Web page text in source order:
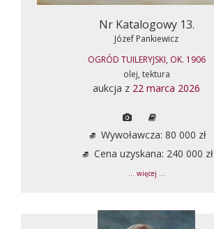
Nr Katalogowy 13.
Józef Pankiewicz
OGRÓD TUILERYJSKI, OK. 1906
olej, tektura
aukcja z 22 marca 2026
Wywoławcza: 80 000 zł
Cena uzyskana: 240 000 zł
... więcej ...